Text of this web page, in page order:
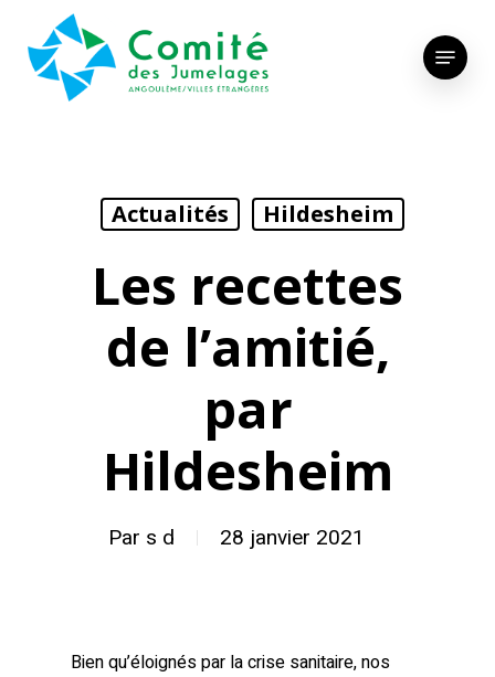
main
Menu
Actualités Hildesheim
Les recettes
de l’amitié,
par
Hildesheim
Par s d 28 janvier 2021
Bien qu’éloignés par la crise sanitaire, nos